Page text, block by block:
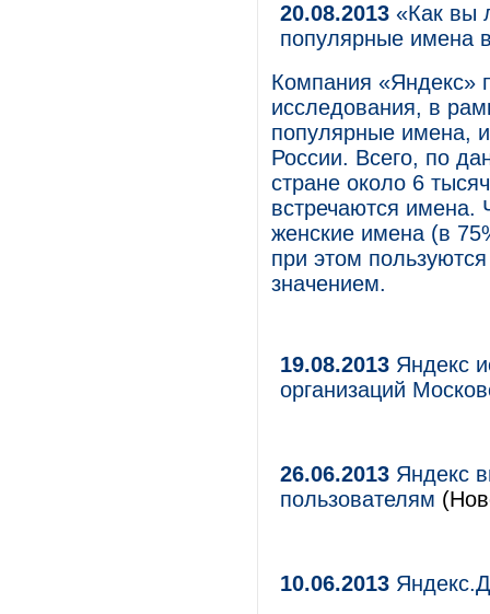
20.08.2013 «Как вы
популярные имена
Компания «Яндекс»
исследования, в
популярные имена,
России. Всего, по
стране около 6
встречаются имена.
женские имена (в
при этом
значением.
19.08.2013 Яндекс
организаций
26.06.2013 Яндекс
пользователям
10.06.2013